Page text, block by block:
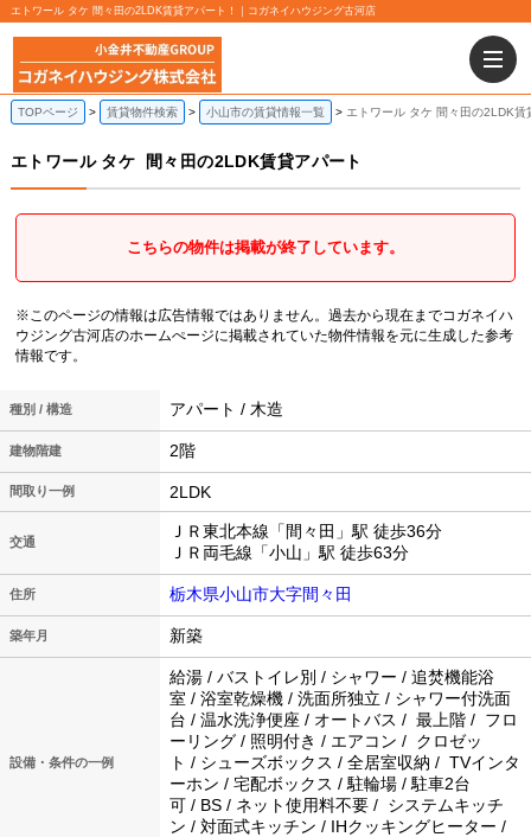
エトワール タケ 間々田の2LDK賃貸アパート！｜コガネイハウジング古河店
TOPページ 賃貸物件検索 小山市の賃貸情報一覧 エトワール タケ 間々田の2LDK賃
エトワール タケ 間々田の2LDK賃貸アパート
こちらの物件は掲載が終了しています。
※このページの情報は広告情報ではありません。過去から現在までコガネイハ
ウジング古河店のホームぺージに掲載されていた物件情報を元に生成した参考
情報です。
種別 / 構造 アパート / 木造
建物階建 2階
間取り一例 2LDK
交通
ＪＲ東北本線「間々田」駅 徒歩36分
ＪＲ両毛線「小山」駅 徒歩63分
住所 栃木県小山市大字間々田
築年月 新築
設備・条件の一例
給湯 / バストイレ別 / シャワー / 追焚機能浴
室 / 浴室乾燥機 / 洗面所独立 / シャワー付洗面
台 / 温水洗浄便座 / オートバス / 最上階 / フロ
ーリング / 照明付き / エアコン / クロゼッ
ト / シューズボックス / 全居室収納 / TVインタ
ーホン / 宅配ボックス / 駐輪場 / 駐車2台
可 / BS / ネット使用料不要 / システムキッチ
ン / 対面式キッチン / IHクッキングヒーター /